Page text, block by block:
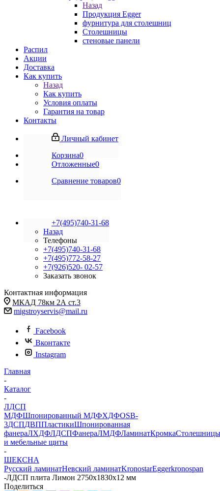
Назад
Продукция Egger
фурнитура для столешниц
Столешницы
стеновые панели
Распил
Акции
Доставка
Как купить
Назад
Как купить
Условия оплаты
Гарантия на товар
Контакты
Личный кабинет
Корзина0
Отложенные0
Сравнение товаров0
+7(495)740-31-68
Назад
Телефоны
+7(495)740-31-68
+7(495)772-58-27
+7(926)520- 02-57
Заказать звонок
Контактная информация
МКАД 78км 2А ст.3
migstroyservis@mail.ru
Facebook
Вконтакте
Instagram
Главная
-
Каталог
-
ЛДСП
МДФШпонированный МДФХДФOSB-
3ДСПДВППластикиШпонированная
фанераЛХДФЛДСПФанераЛМДФЛаминатКромкаСтолешницы
и мебельные щиты
-
ШЕКСНА
Русский ламинатНевский ламинатKronostarEggerkronospan
-ЛДСП плита Лимон 2750х1830x12 мм
Поделиться